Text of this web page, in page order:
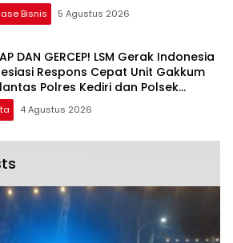
Bisnis 5 Agustus 2026
DAN GERCEP! LSM Gerak Indonesia
Respons Cepat Unit Gakkum
Polres Kediri dan Polsek
dalam Penanganan
Lalu Lintas
4 Agustus 2026